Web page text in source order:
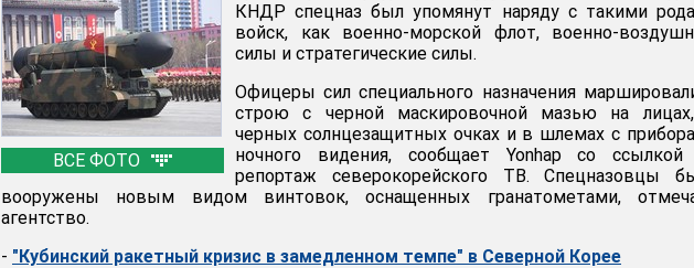
ВСЕ ФОТО
КНДР спецназ был упомянут наряду с такими
войск, как военно-морской флот, военно-
силы и стратегические силы.
Офицеры сил специального назначения
строю с черной маскировочной мазью на
черных солнцезащитных очках и в шлемах с
ночного видения, сообщает Yonhap со ссылкой
репортаж северокорейского ТВ. Спецназовцы
вооружены новым видом винтовок, оснащенных гранатометами,
агентство.
- "Кубинский ракетный кризис в замедленном темпе" в Северной Корее